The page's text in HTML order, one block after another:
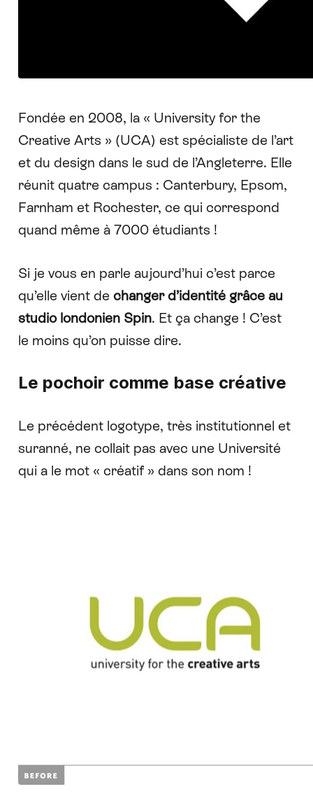
Fondée en 2008, la « University for the
Creative Arts » (UCA) est spécialiste de l’art
et du design dans le sud de l’Angleterre. Elle
réunit quatre campus : Canterbury, Epsom,
Farnham et Rochester, ce qui correspond
quand même à 7000 étudiants !
Si je vous en parle aujourd’hui c’est parce
qu’elle vient de changer d’identité grâce au
studio londonien Spin. Et ça change ! C’est
le moins qu’on puisse dire.
Le pochoir comme base créative
Le précédent logotype, très institutionnel et
suranné, ne collait pas avec une Université
qui a le mot « créatif » dans son nom !